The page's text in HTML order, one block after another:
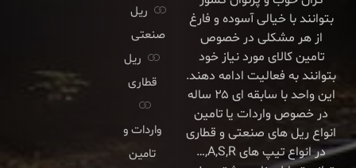
بتوانند با خیالی آسوده و فارغ
از هر مشکلی در خصوص
تامین کالای مورد نیاز خود
بتوانند به فعالیت ادامه دهند.
این واحد با سابقه ای ۲۵ ساله
در خصوص واردات یا تامین
انواع ریل های صنعتی و قطاری
در انواع تیپ های A,S,R,…
ریل
صنعتی
ریل
قطاری
واردات و
تامین